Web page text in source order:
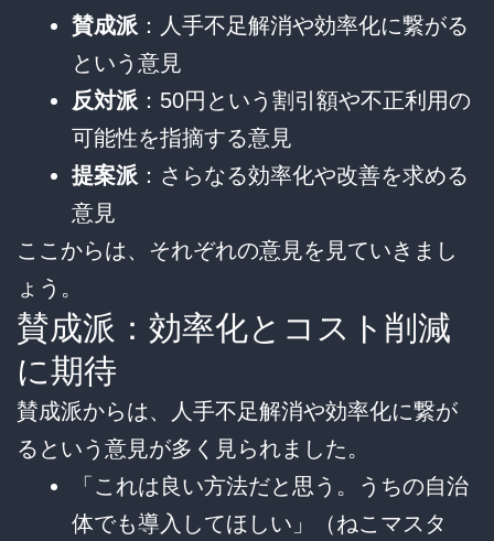
賛成派 ：人手不足解消や効率化に繋がる
という意見
反対派 ：50円という割引額や不正利用の
可能性を指摘する意見
提案派 ：さらなる効率化や改善を求める
意見
ここからは、それぞれの意見を見ていきまし
ょう。
賛成派：効率化とコスト削減
に期待
賛成派からは、人手不足解消や効率化に繋が
るという意見が多く見られました。
「これは良い方法だと思う。うちの自治
体でも導入してほしい」（ねこマスタ